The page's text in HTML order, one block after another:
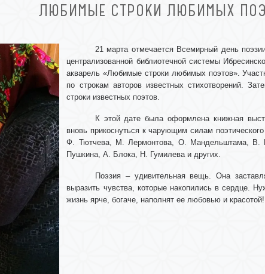
ЛЮБИМЫЕ СТРОКИ ЛЮБИМЫХ
21 марта отмечается Всемирный день
централизованной библиотечной системы
акварель «Любимые строки любимых поэтов».
по строкам авторов известных стихотворений.
строки известных поэтов.
К этой дате была оформлена книжная
вновь прикоснуться к чарующим силам
Ф. Тютчева, М. Лермонтова, О. Мандельштама, В.
Пушкина, А. Блока, Н. Гумилева и других.
Поэзия – удивительная вещь. Она
выразить чувства, которые накопились в сердце.
жизнь ярче, богаче, наполнят ее любовью и красотой!